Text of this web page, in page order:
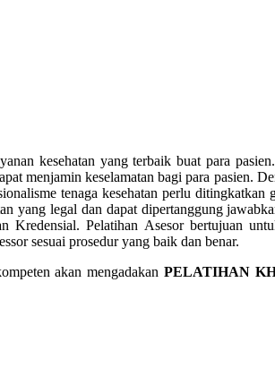
kesehatan yang terbaik buat para
menjamin keselamatan bagi para pasien.
tenaga kesehatan perlu ditingkatkan
yang legal dan dapat dipertanggung
Kredensial. Pelatihan Asesor bertujuan
sesuai prosedur yang baik dan benar.
akan mengadakan PELATIHAN